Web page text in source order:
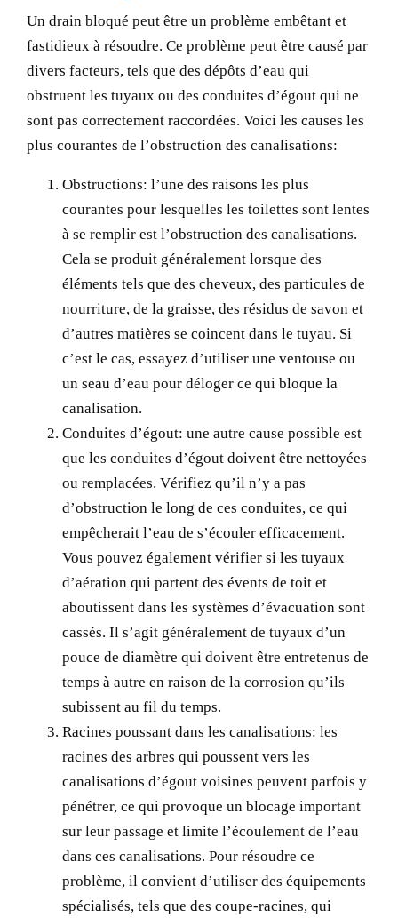
Un drain bloqué peut être un problème embêtant et
fastidieux à résoudre. Ce problème peut être causé par
divers facteurs, tels que des dépôts d’eau qui
obstruent les tuyaux ou des conduites d’égout qui ne
sont pas correctement raccordées. Voici les causes les
plus courantes de l’obstruction des canalisations:
Obstructions: l’une des raisons les plus
courantes pour lesquelles les toilettes sont lentes
à se remplir est l’obstruction des canalisations.
Cela se produit généralement lorsque des
éléments tels que des cheveux, des particules de
nourriture, de la graisse, des résidus de savon et
d’autres matières se coincent dans le tuyau. Si
c’est le cas, essayez d’utiliser une ventouse ou
un seau d’eau pour déloger ce qui bloque la
canalisation.
Conduites d’égout: une autre cause possible est
que les conduites d’égout doivent être nettoyées
ou remplacées. Vérifiez qu’il n’y a pas
d’obstruction le long de ces conduites, ce qui
empêcherait l’eau de s’écouler efficacement.
Vous pouvez également vérifier si les tuyaux
d’aération qui partent des évents de toit et
aboutissent dans les systèmes d’évacuation sont
cassés. Il s’agit généralement de tuyaux d’un
pouce de diamètre qui doivent être entretenus de
temps à autre en raison de la corrosion qu’ils
subissent au fil du temps.
Racines poussant dans les canalisations: les
racines des arbres qui poussent vers les
canalisations d’égout voisines peuvent parfois y
pénétrer, ce qui provoque un blocage important
sur leur passage et limite l’écoulement de l’eau
dans ces canalisations. Pour résoudre ce
problème, il convient d’utiliser des équipements
spécialisés, tels que des coupe-racines, qui